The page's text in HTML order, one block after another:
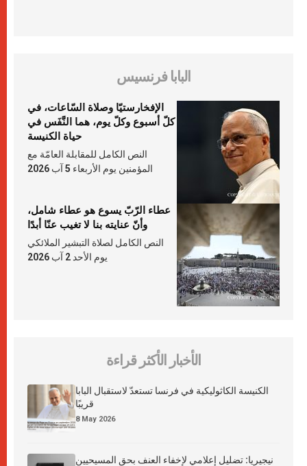
البابا فرنسيس
الإفخارستيّا وصلاة السّاعات، في
كلّ أسبوع وكلّ يوم، هما النَّفَس في
حياة الكنيسة
النص الكامل للمقابلة العامّة مع
المؤمنين يوم الأربعاء 5 آب 2026
عطاء الرّبّ يسوع هو عطاء شامل،
وأنّ عنايته بنا لا تغيب عنّا أبدًا
النص الكامل لصلاة التبشير الملائكي
يوم الأحد 2 آب 2026
الأخبار الأكثر قراءة
الكنيسة الكاثوليكية في فرنسا تستعدّ لاستقبال البابا
قريبًا
8 May 2026
نيجيريا: تضليل إعلامي لإخفاء العنف بحق المسيحيين